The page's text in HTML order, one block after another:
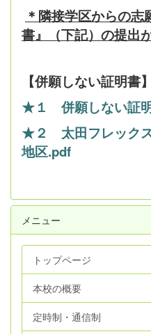
＊隣接学区からの
書』（下記）の提出
【併願しない証明書】
★１ 併願しない証
★２ 太田フレック
地区.pdf
メニュー
トップページ
本校の概要
定時制・通信制